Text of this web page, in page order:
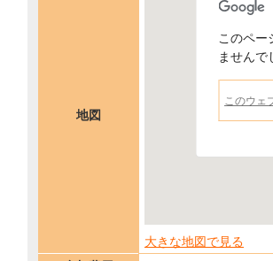
地図
このペー
ませんで
このウェ
大きな地図で見る